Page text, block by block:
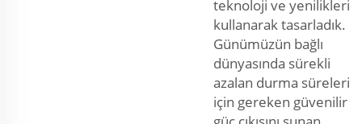
teknoloji ve yenilikleri
kullanarak tasarladık.
Günümüzün bağlı
dünyasında sürekli
azalan durma süreleri
için gereken güvenilir